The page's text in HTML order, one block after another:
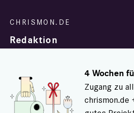
Redaktion
4 Wochen
Zugang zu
chrismon.de